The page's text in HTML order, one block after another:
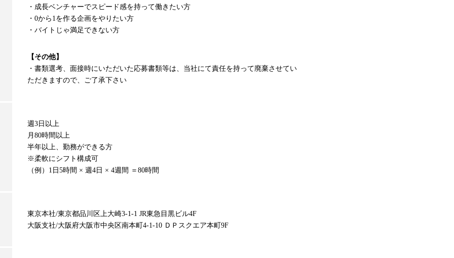
・成長ベンチャーでスピード感を持って働きたい方
・0から1を作る企画をやりたい方
・バイトじゃ満足できない方
【その他】
・書類選考、面接時にいただいた応募書類等は、当社にて責任を持って廃棄させてい
ただきますので、ご了承下さい
週3日以上
月80時間以上
半年以上、勤務ができる方
※柔軟にシフト構成可
（例）1日5時間 × 週4日 × 4週間 ＝80時間
東京本社/東京都品川区上大崎3-1-1 JR東急目黒ビル4F
大阪支社/大阪府大阪市中央区南本町4-1-10 ＤＰスクエア本町9F